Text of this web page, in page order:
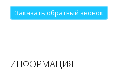
Заказать обратный звонок
ИНФОРМАЦИЯ